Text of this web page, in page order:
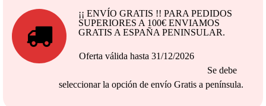
¡¡ ENVÍO GRATIS !! PARA PEDIDOS
SUPERIORES A 100€ ENVIAMOS
GRATIS A ESPAÑA PENINSULAR.
Oferta válida hasta 31/12/2026
Se debe
seleccionar la opción de envío Gratis a península.